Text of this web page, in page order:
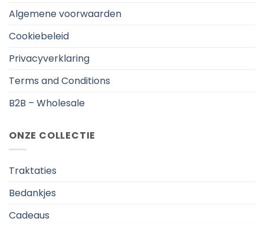
Algemene voorwaarden
Cookiebeleid
Privacyverklaring
Terms and Conditions
B2B – Wholesale
ONZE COLLECTIE
Traktaties
Bedankjes
Cadeaus